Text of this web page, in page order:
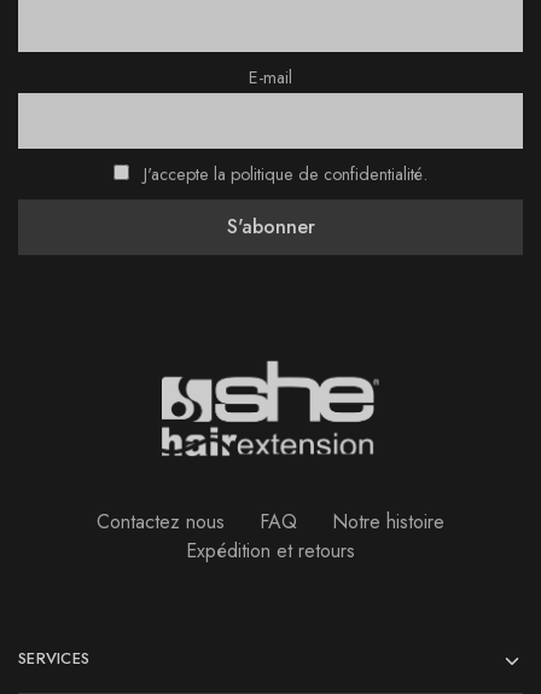
E-mail
J'accepte la politique de confidentialité.
Contactez nous FAQ
Notre histoire
Expédition et retours
SERVICES